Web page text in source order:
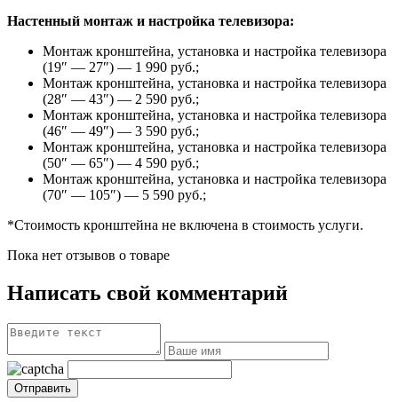
Настенный монтаж и настройка телевизора:
Монтаж кронштейна, установка и настройка телевизора
(19″ — 27″) — 1 990 руб.;
Монтаж кронштейна, установка и настройка телевизора
(28″ — 43″) — 2 590 руб.;
Монтаж кронштейна, установка и настройка телевизора
(46″ — 49″) — 3 590 руб.;
Монтаж кронштейна, установка и настройка телевизора
(50″ — 65″) — 4 590 руб.;
Монтаж кронштейна, установка и настройка телевизора
(70″ — 105″) — 5 590 руб.;
*Стоимость кронштейна не включена в стоимость услуги.
Пока нет отзывов о товаре
Написать свой комментарий